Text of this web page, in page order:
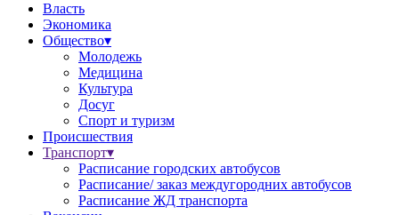
Власть
Экономика
Общество▾
Молодежь
Медицина
Культура
Досуг
Спорт и туризм
Происшествия
Транспорт▾
Расписание городских автобусов
Расписание/ заказ междугородних автобусов
Расписание ЖД транспорта